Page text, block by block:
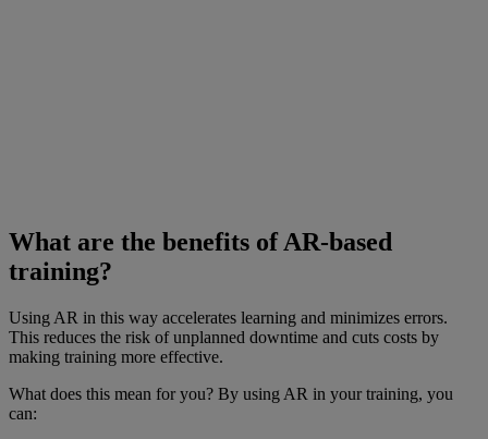
What are the benefits of AR-based
training?
Using AR in this way accelerates learning and minimizes errors.
This reduces the risk of unplanned downtime and cuts costs by
making training more effective.
What does this mean for you? By using AR in your training, you
can: